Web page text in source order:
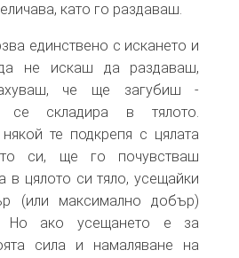
като го раздаваш.
единствено с искането и
да не искаш да раздаваш,
че ще загубиш -
се складира в тялото.
те подкрепя с цялата
си, ще го почувстваш
в цялото си тяло, усещайки
(или максимално добър)
Но ако усещането е за
сила и намаляване на